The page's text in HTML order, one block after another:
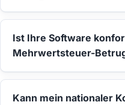
Ist Ihre Software
Mehrwertsteuer-
Kann mein nationaler